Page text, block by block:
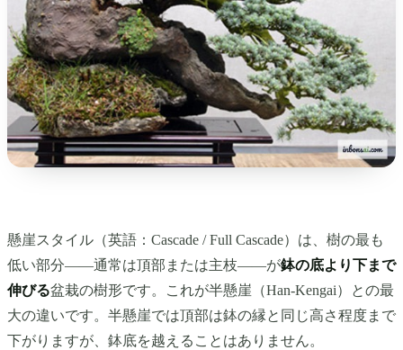
懸崖スタイル（英語：Cascade / Full Cascade）は、樹の最も
低い部分——通常は頂部または主枝——が鉢の底より下まで
伸びる盆栽の樹形です。これが半懸崖（Han-Kengai）との最
大の違いです。半懸崖では頂部は鉢の縁と同じ高さ程度まで
下がりますが、鉢底を越えることはありません。